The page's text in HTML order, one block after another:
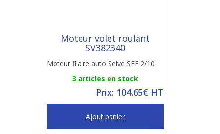
Moteur volet roulant
SV382340
Moteur filaire auto Selve SEE 2/10
3 articles en stock
Prix: 104.65€ HT
Ajout panier